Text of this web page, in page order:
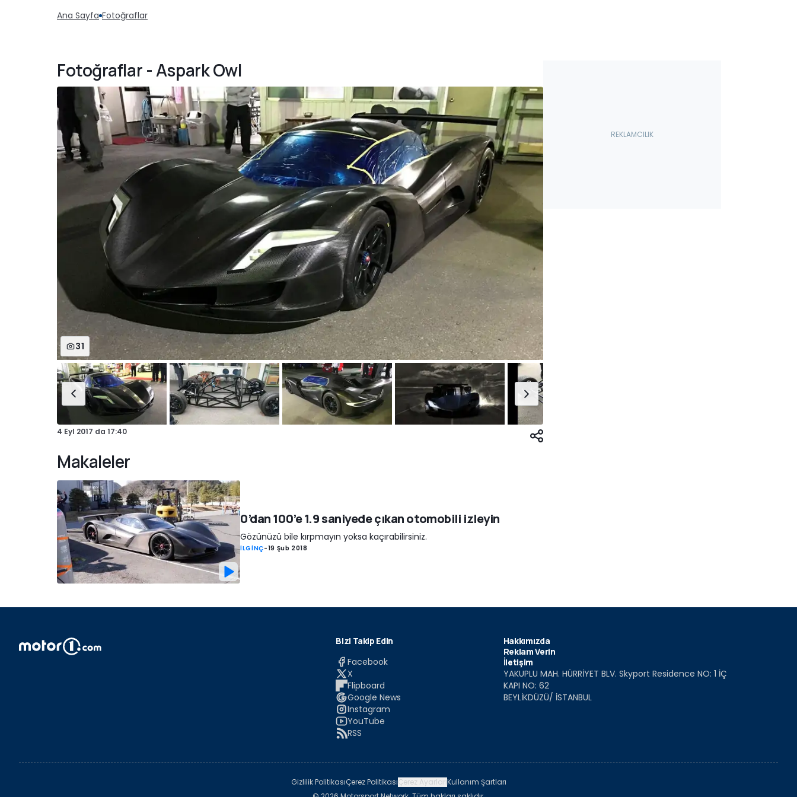
Ana Sayfa Fotoğraflar
Fotoğraflar - Aspark Owl
31
4 Eyl 2017 da 17:40
Makaleler
0’dan 100’e 1.9 saniyede çıkan otomobili izleyin
Gözünüzü bile kırpmayın yoksa kaçırabilirsiniz.
İLGİNÇ-19 Şub 2018
Bizi Takip Edin
Facebook
X
Flipboard
Google News
Instagram
YouTube
RSS
Hakkımızda
Reklam Verin
İletişim
YAKUPLU MAH. HÜRRİYET BLV. Skyport Residence NO: 1 İÇ
KAPI NO: 62
BEYLİKDÜZÜ/ İSTANBUL
Gizlilik PolitikasıÇerez PolitikasıÇerez AyarlarıKullanım Şartları